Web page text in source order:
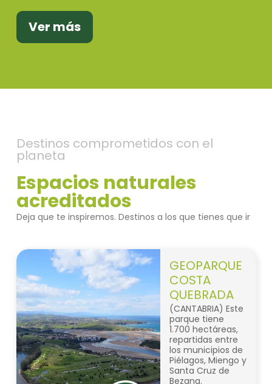
Ver más
Destinos comprometidos con el
planeta
Espacios naturales
acreditados
Deja que te inspiremos. Destinos a los que tienes que ir
GEOPARQUE
COSTA
QUEBRADA
(CANTABRIA) Este
parque tiene
1.700 hectáreas,
repartidas entre
los municipios de
Piélagos, Miengo y
Santa Cruz de
Bezana.